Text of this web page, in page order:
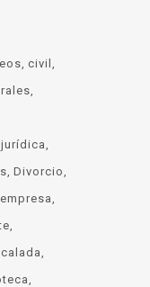
civil
Divorcio
empresa